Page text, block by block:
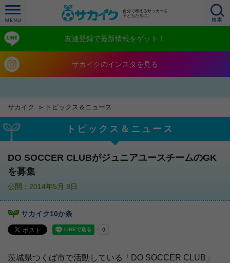
自分で考えるサッカーを
子どもたちに。
友達登録で最新情報をゲット！
サカイクのインスタを見る
サカイク トピックス＆ニュース
トピックス＆ニュース
DO SOCCER CLUBがジュニアユースチームのGK
を募集
公開：2014年5月 8日
サカイク10か条
茨城県つくば市で活動している「DO SOCCER CLUB」